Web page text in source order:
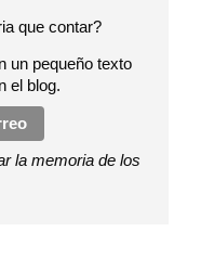
que contar?
un pequeño texto
el blog.
la memoria de los